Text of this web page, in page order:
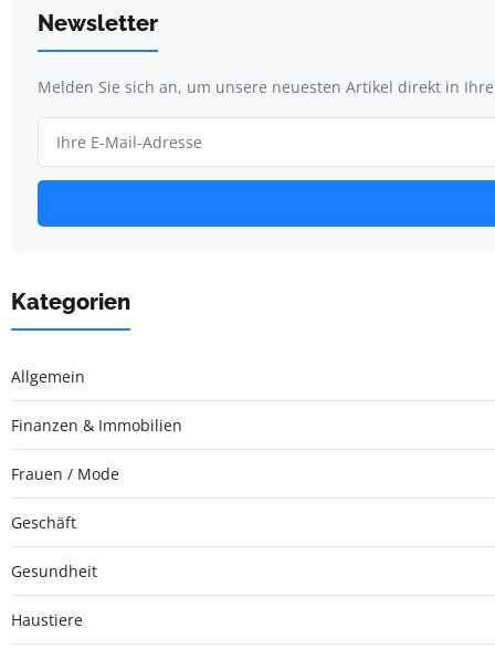
Newsletter
Melden Sie sich an, um unsere neuesten Artikel direkt in
Kategorien
Allgemein
Finanzen & Immobilien
Frauen / Mode
Geschäft
Gesundheit
Haustiere